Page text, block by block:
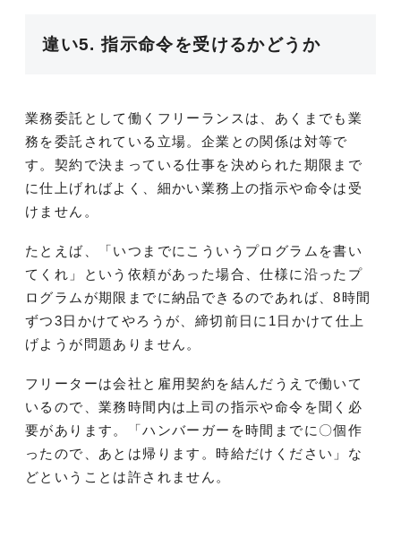
違い5. 指示命令を受けるかどうか
業務委託として働くフリーランスは、あくまでも業
務を委託されている立場。企業との関係は対等で
す。契約で決まっている仕事を決められた期限まで
に仕上げればよく、細かい業務上の指示や命令は受
けません。
たとえば、「いつまでにこういうプログラムを書い
てくれ」という依頼があった場合、仕様に沿ったプ
ログラムが期限までに納品できるのであれば、8時間
ずつ3日かけてやろうが、締切前日に1日かけて仕上
げようが問題ありません。
フリーターは会社と雇用契約を結んだうえで働いて
いるので、業務時間内は上司の指示や命令を聞く必
要があります。「ハンバーガーを時間までに〇個作
ったので、あとは帰ります。時給だけください」な
どということは許されません。